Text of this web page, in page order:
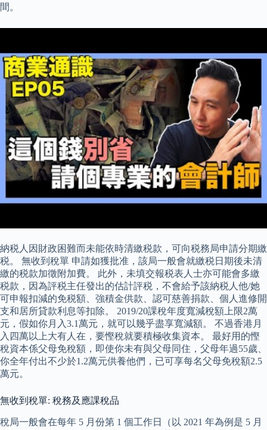
間。
納税人因財政困難而未能依時清繳税款，可向税務局申請分期繳
税。 無收到稅單 申請如獲批准，該局一般會就繳税日期後未清
繳的税款加徵附加費。 此外，未填交報税表人士亦可能會多繳
税款，因為評税主任發出的估計評税，不會給予該納税人他/她
可申報扣減的免税額、強積金供款、認可慈善捐款、個人進修開
支和居所貸款利息等扣除。 2019/20課稅年度寬減稅額上限2萬
元，假如你月入3.1萬元，就可以幾乎盡享寬減額。 不過香港月
入四萬以上大有人在，要慳稅就要積極收集資本。 最好用的慳
稅資本係父母免稅額，即使你未有與父母同住，父母年過55歲、
你全年付出不少於1.2萬元供養他們，已可享每名父母免稅額2.5
萬元。
無收到稅單: 稅務及應課稅品
稅局一般會在每年 5 月份第 1 個工作日（以 2021 年為例是 5 月